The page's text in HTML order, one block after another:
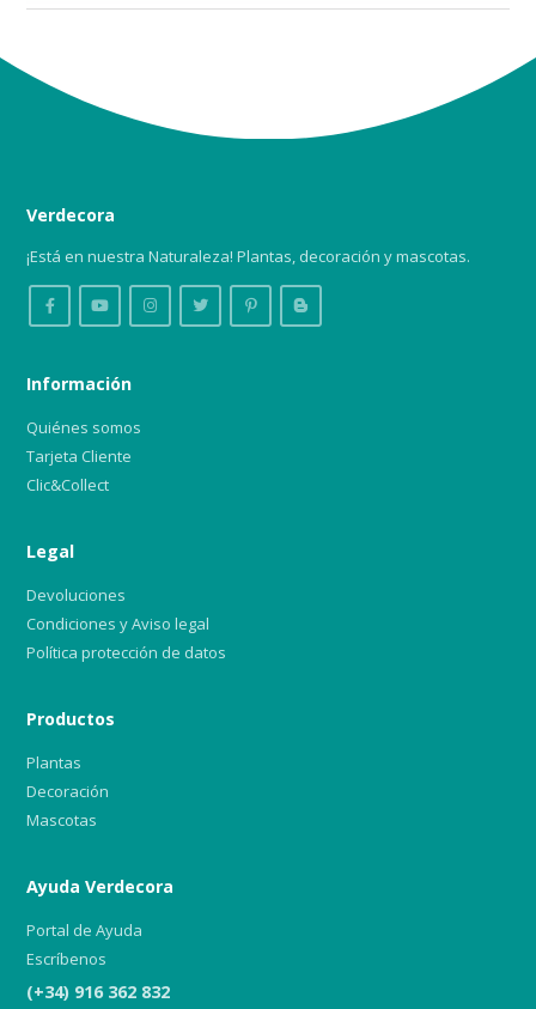
Verdecora
¡Está en nuestra Naturaleza! Plantas, decoración y mascotas.
Información
Quiénes somos
Tarjeta Cliente
Clic&Collect
Legal
Devoluciones
Condiciones y Aviso legal
Política protección de datos
Productos
Plantas
Decoración
Mascotas
Ayuda Verdecora
Portal de Ayuda
Escríbenos
(+34) 916 362 832